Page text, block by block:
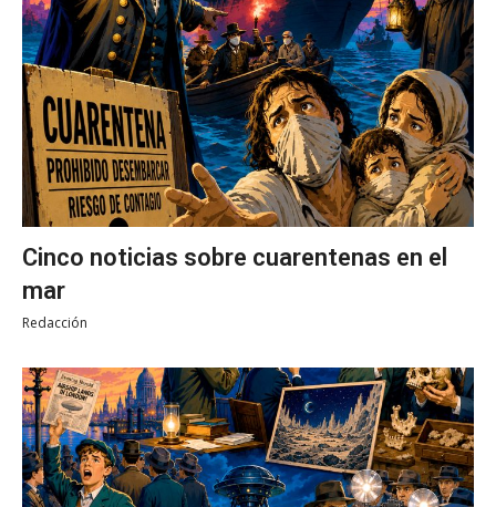
Cinco noticias sobre cuarentenas en el
mar
Redacción